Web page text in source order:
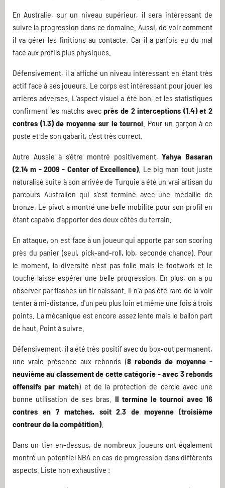
En Australie, sur un niveau supérieur, il sera intéressant de
suivre la progression dans ce domaine. Aussi, de voir comment
il va gérer les finitions au contacte. Car il a parfois eu du mal
face aux profils plus physiques.
Défensivement, il a affiché un niveau intéressant en étant très
actif face à ses joueurs. Le corps est intéressant pour jouer les
arrières adverses. L'aspect visuel a été bon, et les statistiques
confirment les matchs avecprès de 2 interceptions (1.4) et 2
contres (1.3) de moyenne sur le tournoi . Pour un garçon à ce
poste et de son gabarit, c'est très correct.
Autre Aussie à s'être montré positivement,Yahya Basaran
(2.14 m - 2009 - Center of Excellence). Le big man tout juste
naturalisé suite à son arrivée de Turquie a été un vrai artisan du
parcours Australien qui s'est terminé avec une médaille de
bronze. Le pivot a montré une belle mobilité pour son profil en
étant capable d'apporter des deux côtés du terrain.
En attaque, on est face à un joueur qui apporte par son scoring
près du panier (seul, pick-and-roll, lob, seconde chance). Pour
le moment, la diversité n'est pas folle mais le footwork et le
touché laisse espérer une belle progression. En plus, on a pu
observer par flashes un tir naissant. Il n'a pas été rare de la voir
tenter à mi-distance, d'un peu plus loin et même une fois à trois
points. La mécanique est encore assez lente mais le ballon part
de haut. Point à suivre.
Défensivement, il a été très positif avec du box-out permanent,
une vraie présence aux rebonds (8 rebonds de moyenne -
neuvième au classement de cette catégorie - avec 3 rebonds
offensifs par match) et de la protection de cercle avec une
bonne utilisation de ses bras. Il termine le tournoi avec 16
contres en 7 matches, soit 2.3 de moyenne (troisième
contreur de la compétition).
Dans un tier en-dessus, de nombreux joueurs ont également
montré un potentiel NBA en cas de progression dans différents
aspects. Liste non exhaustive :